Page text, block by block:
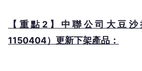
【重點2】中聯公司大豆
1150404）更新下架產品：